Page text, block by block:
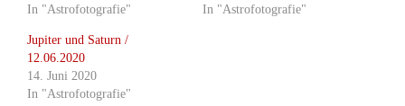
In "Astrofotografie"
In "Astrofotografie"
Jupiter und Saturn /
12.06.2020
14. Juni 2020
In "Astrofotografie"